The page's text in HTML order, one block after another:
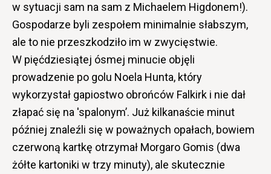
w sytuacji sam na sam z Michaelem Higdonem!).
Gospodarze byli zespołem minimalnie słabszym,
ale to nie przeszkodziło im w zwycięstwie.
W pięćdziesiątej ósmej minucie objęli
prowadzenie po golu Noela Hunta, który
wykorzystał gapiostwo obrońców Falkirk i nie dał
złapać się na 'spalonym’. Już kilkanaście minut
później znaleźli się w poważnych opałach, bowiem
czerwoną kartkę otrzymał Morgaro Gomis (dwa
żółte kartoniki w trzy minuty), ale skutecznie